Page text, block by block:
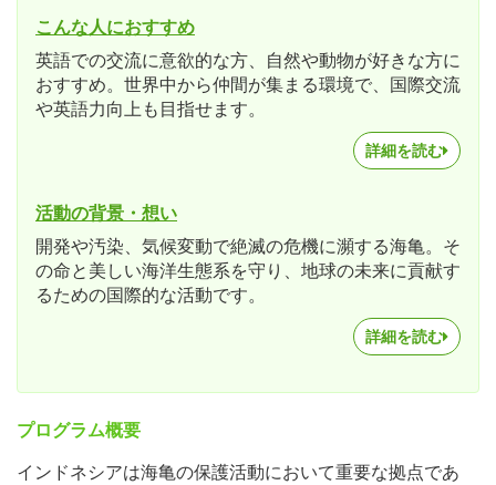
こんな人におすすめ
英語での交流に意欲的な方、自然や動物が好きな方に
おすすめ。世界中から仲間が集まる環境で、国際交流
や英語力向上も目指せます。
詳細を読む
活動の背景・想い
開発や汚染、気候変動で絶滅の危機に瀕する海亀。そ
の命と美しい海洋生態系を守り、地球の未来に貢献す
るための国際的な活動です。
詳細を読む
プログラム概要
インドネシアは海亀の保護活動において重要な拠点であ